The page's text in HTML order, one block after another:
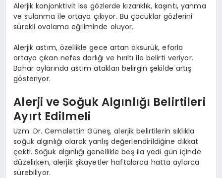
Alerjik konjonktivit ise gözlerde kızarıklık, kaşıntı, yanma
ve sulanma ile ortaya çıkıyor. Bu çocuklar gözlerini
sürekli ovalama eğiliminde oluyor.
Alerjik astım, özellikle gece artan öksürük, eforla
ortaya çıkan nefes darlığı ve hırıltı ile belirti veriyor.
Bahar aylarında astım atakları belirgin şekilde artış
gösteriyor.
Alerji ve Soğuk Algınlığı Belirtileri
Ayırt Edilmeli
Uzm. Dr. Cemalettin Güneş, alerjik belirtilerin sıklıkla
soğuk algınlığı olarak yanlış değerlendirildiğine dikkat
çekti. Soğuk algınlığı genellikle beş ila yedi gün içinde
düzelirken, alerjik şikayetler haftalarca hatta aylarca
sürebiliyor.